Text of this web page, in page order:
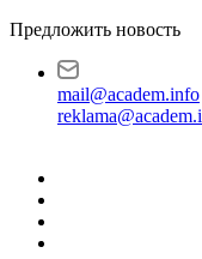
Предложить новость
mail@academ.info